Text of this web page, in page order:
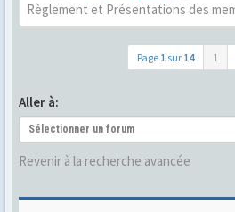
Règlement et Présentations des
Page 1 sur 14 1
Aller à:
Sélectionner un forum
Revenir à la recherche avancée